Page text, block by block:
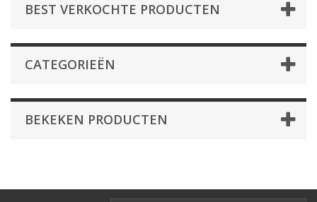
BEST VERKOCHTE PRODUCTEN
CATEGORIEËN
BEKEKEN PRODUCTEN